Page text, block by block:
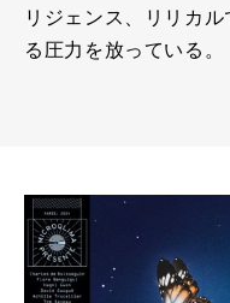
リジェンス、リリカ
る圧力を放っている。